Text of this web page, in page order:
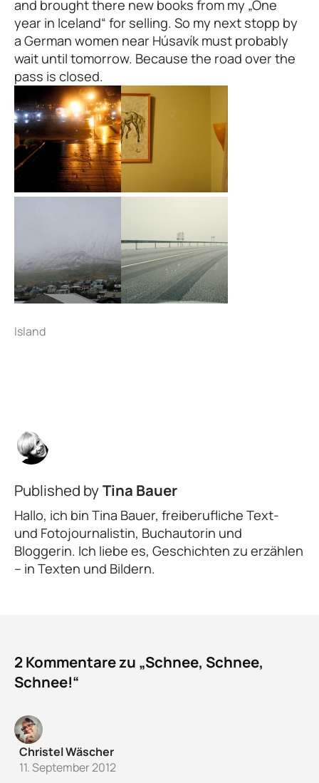
and brought there new books from my „One
year in Iceland“ for selling. So my next stopp by
a German women near Húsavík must probably
wait until tomorrow. Because the road over the
pass is closed.
Published byTina Bauer
Hallo, ich bin Tina Bauer, freiberufliche Text-
und Fotojournalistin, Buchautorin und
Bloggerin. Ich liebe es, Geschichten zu erzählen
– in Texten und Bildern.
2 Kommentare zu „Schnee, Schnee,
Schnee!“
Christel Wäscher
11. September 2012